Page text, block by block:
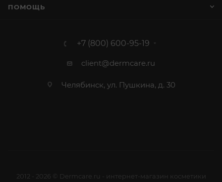
ПОМОЩЬ
+7 (800) 600-95-19
client@dermcare.ru
Челябинск, ул. Пушкина, д. 30
2012 - 2026 © Dermcare.ru - интернет-магазин косметики